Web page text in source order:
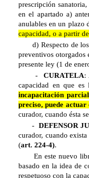
prescripción
en el apartado a)
anulables en un plazo
capacidad, o a partir
d) Respecto de los
preventivos otorgados
presente ley (1 de
- CURATELA:
capacidad en que
incapacitación
preciso, puede
curador, cuando ésta
- DEFENSOR
curador, cuando
(art. 224-4).
En este nuevo libro
basado en la idea de
respetuoso con la